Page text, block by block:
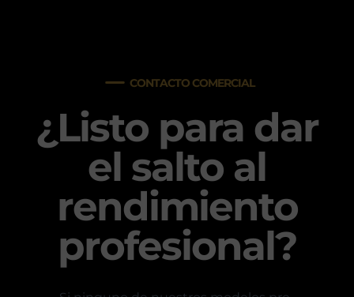
CONTACTO COMERCIAL
¿Listo para dar
el salto al
rendimiento
profesional?